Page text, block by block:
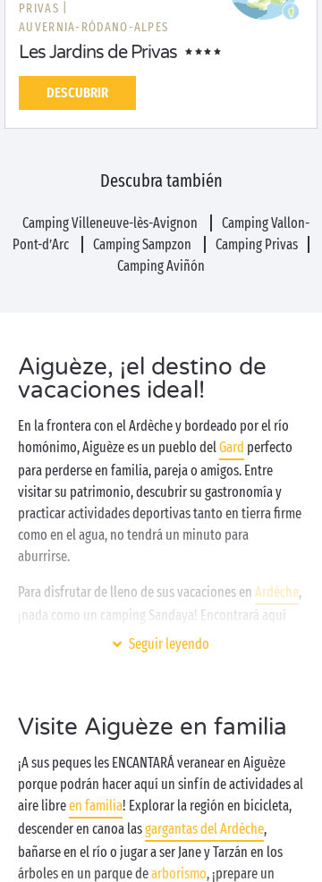
PRIVAS |
AUVERNIA-RÓDANO-ALPES
Les Jardins de Privas
DESCUBRIR
Descubra también
Camping Villeneuve-lès-Avignon
Camping Vallon-
Pont-d’Arc
Camping Sampzon
Camping Privas
Camping Aviñón
Aiguèze, ¡el destino de
vacaciones ideal!
En la frontera con el Ardèche y bordeado por el río
homónimo, Aiguèze es un pueblo delGard perfecto
para perderse en familia, pareja o amigos. Entre
visitar su patrimonio, descubrir su gastronomía y
practicar actividades deportivas tanto en tierra firme
como en el agua, no tendrá un minuto para
aburrirse.
Para disfrutar de lleno de sus vacaciones en Ardèche,
¡nada como un camping Sandaya! Encontrará aquí
todo lo necesario para pasar una estancia redonda,
ya sea en compañía de su familia, sus primos o sus
incluso dos
espacios acuáticos climatizados,
clubes infantiles gratuitos
afortunados tendrán además acceso directo alrío
Ardèche.
Seguir leyendo
Visite Aiguèze en familia
¡A sus peques les ENCANTARÁ veranear en Aiguèze
porque podrán hacer aquí un sinfín de actividades al
aire libreen familia! Explorar la región en bicicleta,
descender en canoa lasgargantas del Ardèche,
bañarse en el río o jugar a ser Jane y Tarzán en los
árboles en un parque dearborismo, ¡prepare un